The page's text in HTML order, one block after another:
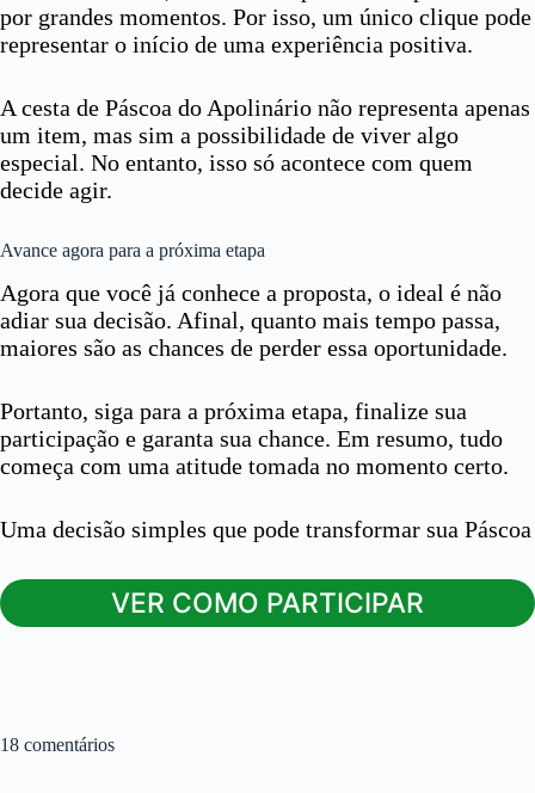
por grandes momentos. Por isso, um único clique pode
representar o início de uma experiência positiva.
A cesta de Páscoa do Apolinário não representa apenas
um item, mas sim a possibilidade de viver algo
especial. No entanto, isso só acontece com quem
decide agir.
Avance agora para a próxima etapa
Agora que você já conhece a proposta, o ideal é não
adiar sua decisão. Afinal, quanto mais tempo passa,
maiores são as chances de perder essa oportunidade.
Portanto, siga para a próxima etapa, finalize sua
participação e garanta sua chance. Em resumo, tudo
começa com uma atitude tomada no momento certo.
Uma decisão simples que pode transformar sua Páscoa
VER COMO PARTICIPAR
18 comentários